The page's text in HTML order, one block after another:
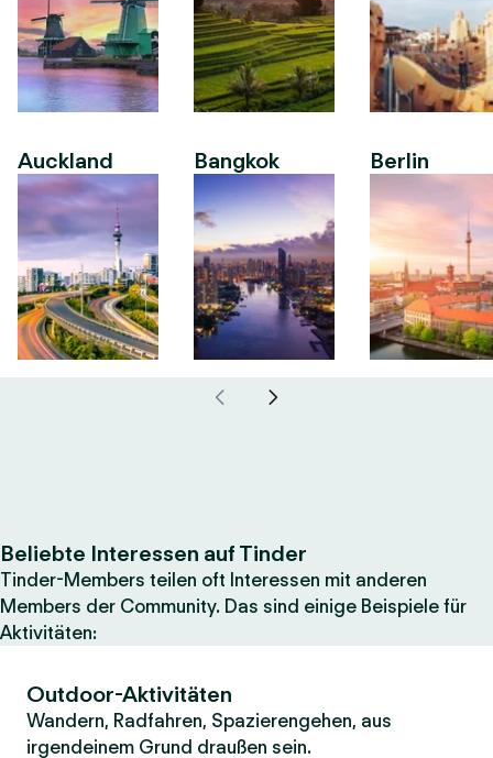
Auckland Bangkok Berlin
Beliebte Interessen auf Tinder
Tinder-Members teilen oft Interessen mit anderen
Members der Community. Das sind einige Beispiele für
Aktivitäten:
Outdoor-Aktivitäten
Wandern, Radfahren, Spazierengehen, aus
irgendeinem Grund draußen sein.